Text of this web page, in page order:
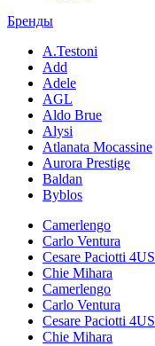
Бренды
A.Testoni
Add
Adele
AGL
Aldo Brue
Alysi
Atlanata Mocassine
Aurora Prestige
Baldan
Byblos
Camerlengo
Carlo Ventura
Cesare Paciotti 4US
Chie Mihara
Camerlengo
Carlo Ventura
Cesare Paciotti 4US
Chie Mihara